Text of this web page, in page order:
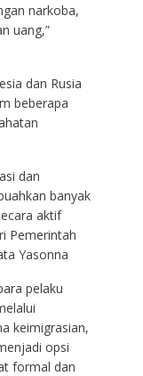
narkoba,
uang,”
dan Rusia
beberapa
dan
banyak
aktif
Pemerintah
Yasonna
pelaku
keimigrasian,
opsi
formal dan